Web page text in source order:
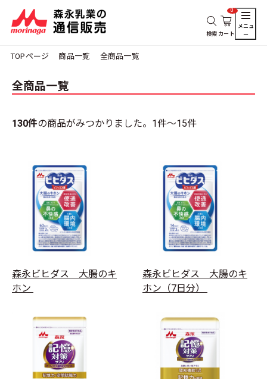
検索 カート
0
メニュ
ー
TOPページ 商品一覧 全商品一覧
全商品一覧
130件の商品がみつかりました。 1件～15件
森永ビヒダス 大腸のキ
ホン
森永ビヒダス 大腸のキ
ホン（7日分）